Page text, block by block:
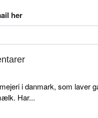
her
i danmark, som
Har...